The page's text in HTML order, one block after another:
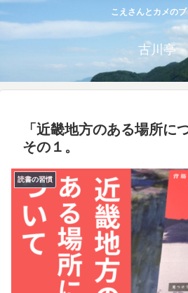
こえさんとカメの
古川亭
「近畿地方のある場所に
その１。
読書の習慣